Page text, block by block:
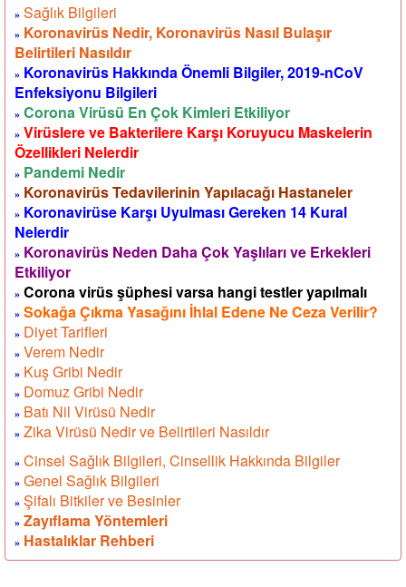
» Sağlık Bilgileri
» Koronavirüs Nedir, Koronavirüs Nasıl Bulaşır
Belirtileri Nasıldır
» Koronavirüs Hakkında Önemli Bilgiler, 2019-nCoV
Enfeksiyonu Bilgileri
» Corona Virüsü En Çok Kimleri Etkiliyor
» Virüslere ve Bakterilere Karşı Koruyucu Maskelerin
Özellikleri Nelerdir
» Pandemi Nedir
» Koronavirüs Tedavilerinin Yapılacağı Hastaneler
» Koronavirüse Karşı Uyulması Gereken 14 Kural
Nelerdir
» Koronavirüs Neden Daha Çok Yaşlıları ve Erkekleri
Etkiliyor
» Corona virüs şüphesi varsa hangi testler yapılmalı
» Sokağa Çıkma Yasağını İhlal Edene Ne Ceza Verilir?
» Diyet Tarifleri
» Verem Nedir
» Kuş Gribi Nedir
» Domuz Gribi Nedir
» Batı Nil Virüsü Nedir
» Zika Virüsü Nedir ve Belirtileri Nasıldır
» Cinsel Sağlık Bilgileri, Cinsellik Hakkında Bilgiler
» Genel Sağlık Bilgileri
» Şifalı Bitkiler ve Besinler
» Zayıflama Yöntemleri
» Hastalıklar Rehberi